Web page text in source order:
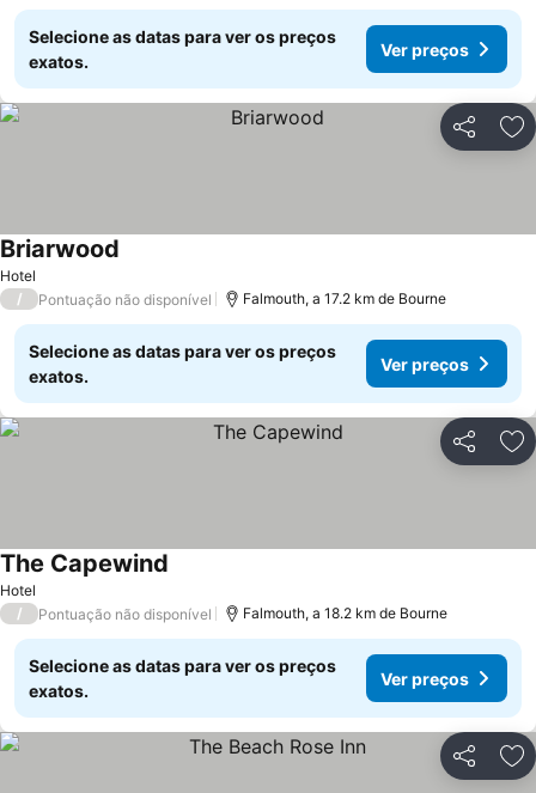
Selecione as datas para ver os preços
exatos.
Ver preços
Partilhar
Hotel
Briarwood
/ Pontuação não disponível Falmouth, a 17.2 km de Bourne
Selecione as datas para ver os preços
exatos.
Ver preços
Partilhar
Hotel
The Capewind
/ Pontuação não disponível Falmouth, a 18.2 km de Bourne
Selecione as datas para ver os preços
exatos.
Ver preços
Partilhar